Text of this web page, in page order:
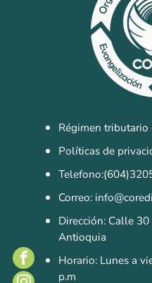
Régimen tributario
Políticas de
Correo:
Dirección: Calle
Antioquia
Horario: Lunes a
p.m